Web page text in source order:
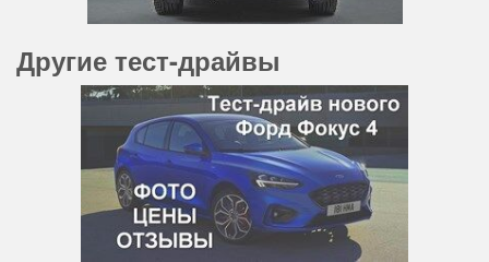
Другие тест-драйвы